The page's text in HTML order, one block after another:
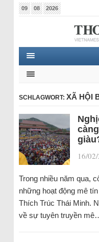
09 08 2026
SCHLAGWORT: XÃ HỘI
16/
Trong nhiều năm qua,
những hoạt động mê
Thích Trúc Thái Minh.
về sự tuyên truyền